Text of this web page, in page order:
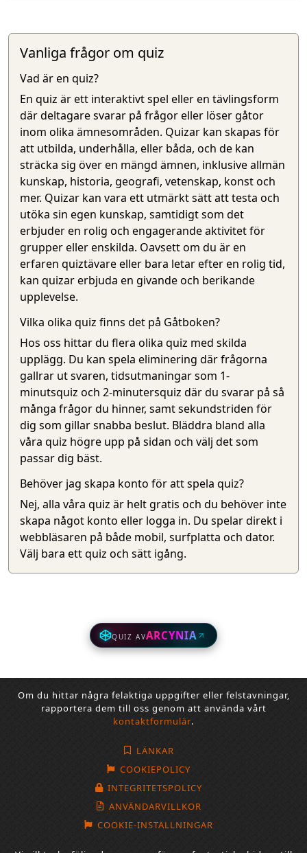
Vanliga frågor om quiz
Vad är en quiz?
En quiz är ett interaktivt spel eller en tävlingsform
där deltagare svarar på frågor eller löser gåtor
inom olika ämnesområden. Quizar kan skapas för
att utbilda, underhålla, eller båda, och de kan
sträcka sig över en mängd ämnen, inklusive allmän
kunskap, historia, geografi, vetenskap, konst och
mer. Quizar kan vara ett utmärkt sätt att testa och
utöka sin egen kunskap, samtidigt som det
erbjuder en rolig och engagerande aktivitet för
grupper eller enskilda. Oavsett om du är en
erfaren quiztävare eller bara letar efter en rolig tid,
kan quizar erbjuda en givande och berikande
upplevelse.
Vilka olika quiz finns det på Gåtboken?
Hos oss hittar du flera olika quiz med skilda
upplägg. Du kan spela eliminering där frågorna
gallrar ut svaren, tidsutmaningar som 1-
minutsquiz och 2-minutersquiz där du svarar på så
många frågor du hinner, samt sekundstriden för
dig som gillar snabba beslut. Bläddra bland alla
våra quiz högre upp på sidan och välj det som
passar dig bäst.
Behöver jag skapa konto för att spela quiz?
Nej, alla våra quiz är helt gratis och du behöver inte
skapa något konto eller logga in. Du spelar direkt i
webbläsaren på både mobil, surfplatta och dator.
Välj bara ett quiz och sätt igång.
QUIZ AVARCYNIA
Om du hittar några felaktiga uppgifter eller felstavningar,
rapportera dem till oss genom att använda vårt
kontaktformulär.
LÄNKAR
COOKIEPOLICY
INTEGRITETSPOLICY
ANVÄNDARVILLKOR
COOKIE-INSTÄLLNINGAR